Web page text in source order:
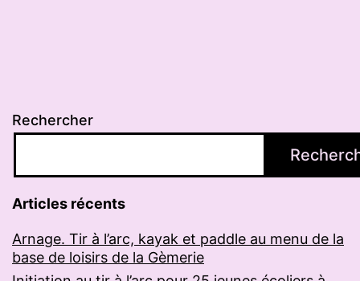
Rechercher
Articles récents
Arnage. Tir à l’arc, kayak et paddle au menu de la
base de loisirs de la Gèmerie